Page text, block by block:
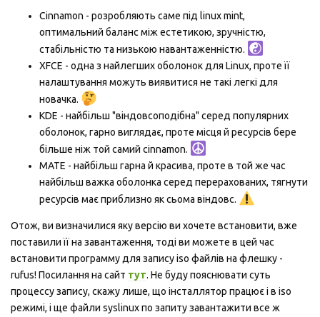
Cinnamon - розробляють саме під linux mint,
оптимальний баланс між естетикою, зручністю,
стабільністю та низькою навантаженністю.
XFCE - одна з найлегших оболонок для Linux, проте її
налаштування можуть виявитися не такі легкі для
новачка.
KDE - найбільш "віндовсоподібна" серед популярних
оболонок, гарно виглядає, проте місця й ресурсів бере
більше ніж той самий cinnamon.
MATE - найбільш гарна й красива, проте в той же час
найбільш важка оболонка серед перерахованих, тягнути
ресурсів має приблизно як сьома віндовс.
Отож, ви визначилися яку версію ви хочете встановити, вже
поставили її на завантаження, тоді ви можете в цей час
встановити программу для запису iso файлів на флешку -
rufus! Посилання на сайт тут. Не буду пояснювати суть
процессу запису, скажу лише, що інсталлятор працює і в iso
режимі, і ще файли syslinux по запиту завантажити все ж